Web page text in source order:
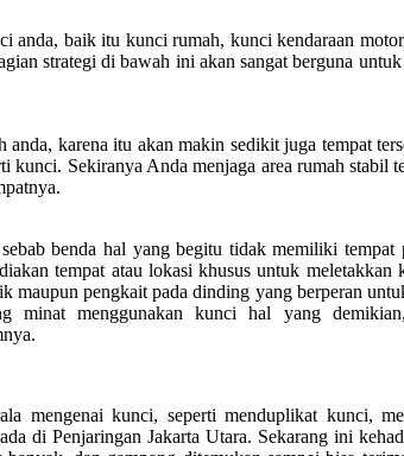
anda, baik itu kunci rumah, kunci kendaraan
strategi di bawah ini akan sangat berguna
karena itu akan makin sedikit juga tempat
Sekiranya Anda menjaga area rumah stabil
benda hal yang begitu tidak memiliki
tempat atau lokasi khusus untuk
maupun pengkait pada dinding yang berperan
minat menggunakan kunci hal yang
mengenai kunci, seperti menduplikat kunci,
di Penjaringan Jakarta Utara. Sekarang ini